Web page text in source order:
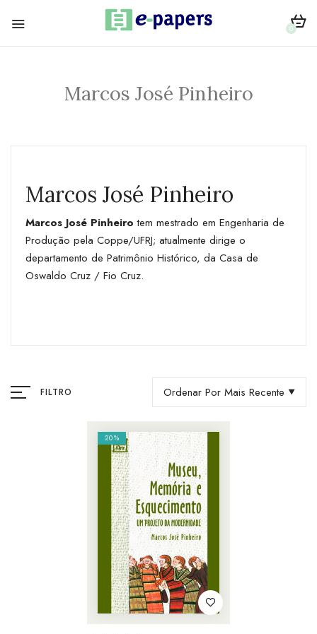
0
Marcos José Pinheiro
Marcos José Pinheiro
Marcos José Pinheirotem mestrado em Engenharia de
Produção pela Coppe/UFRJ; atualmente dirige o
departamento de Patrimônio Histórico, da Casa de
Oswaldo Cruz / Fio Cruz.
FILTRO Ordenar Por Mais Recente
20%